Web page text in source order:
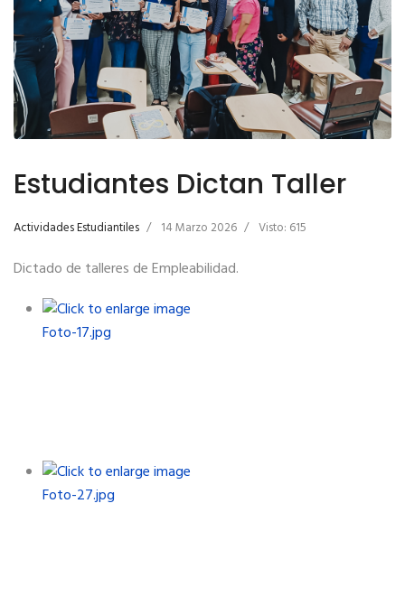
Estudiantes Dictan Taller
Actividades Estudiantiles 14 Marzo 2026 Visto: 615
Dictado de talleres de Empleabilidad.